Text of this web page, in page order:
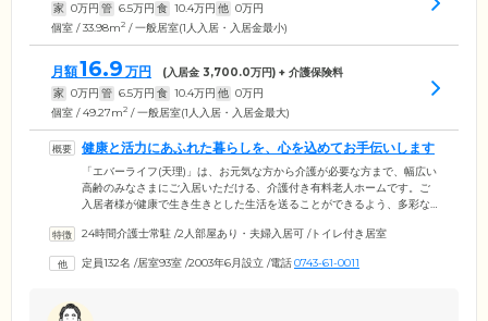
家 0万円 管 6.5万円 食 10.4万円 他 0万円
個室 / 33.98m2 / 一般居室(1人入居・入居金最小)
月額16.9 万円 (入居金 3,700.0万円) + 介護保険料
家 0万円 管 6.5万円 食 10.4万円 他 0万円
個室 / 49.27m2 / 一般居室(1人入居・入居金最大)
健康と活力にあふれた暮らしを、心を込めてお手伝いします
「エバーライフ(天理)」は、お元気な方から介護が必要な方まで、幅広い
高齢のみなさまにご入居いただける、介護付き有料老人ホームです。ご
入居者様が健康で生き生きとした生活を送ることができるよう、多彩な
への手続き代行などの生活援助、1日3食の健康的な食事提供、多彩なレ
ートしています。介護スタッフは24時間365日常駐しており、夜間も巡
24時間介護士常駐 /2人部屋あり・夫婦入居可 /トイレ付き居室
定員132名 /居室93室 /2003年6月設立 /電話0743-61-0011